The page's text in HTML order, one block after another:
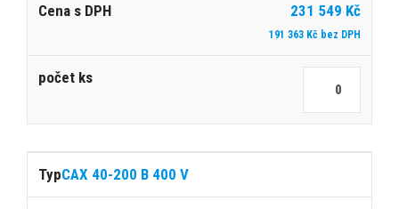
231 549 Kč
191 363 Kč bez DPH
CAX 40-200 B 400 V